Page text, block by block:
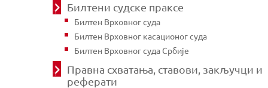
Билтени судске праксе
Билтен Врховног суда
Билтен Врховног касационог суда
Билтен Врховног суда Србије
Правна схватања, ставови, закључци и
реферати